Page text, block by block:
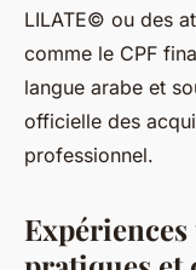
LILATE© ou des
comme le CPF
langue arabe et
officielle des
professionnel.